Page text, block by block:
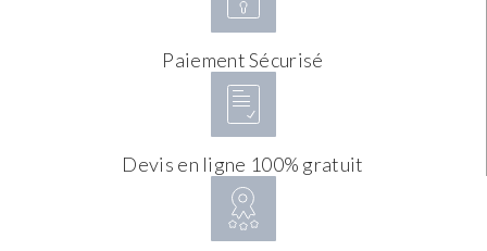
Paiement Sécurisé
Devis en ligne 100% gratuit